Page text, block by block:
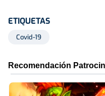
ETIQUETAS
Covid-19